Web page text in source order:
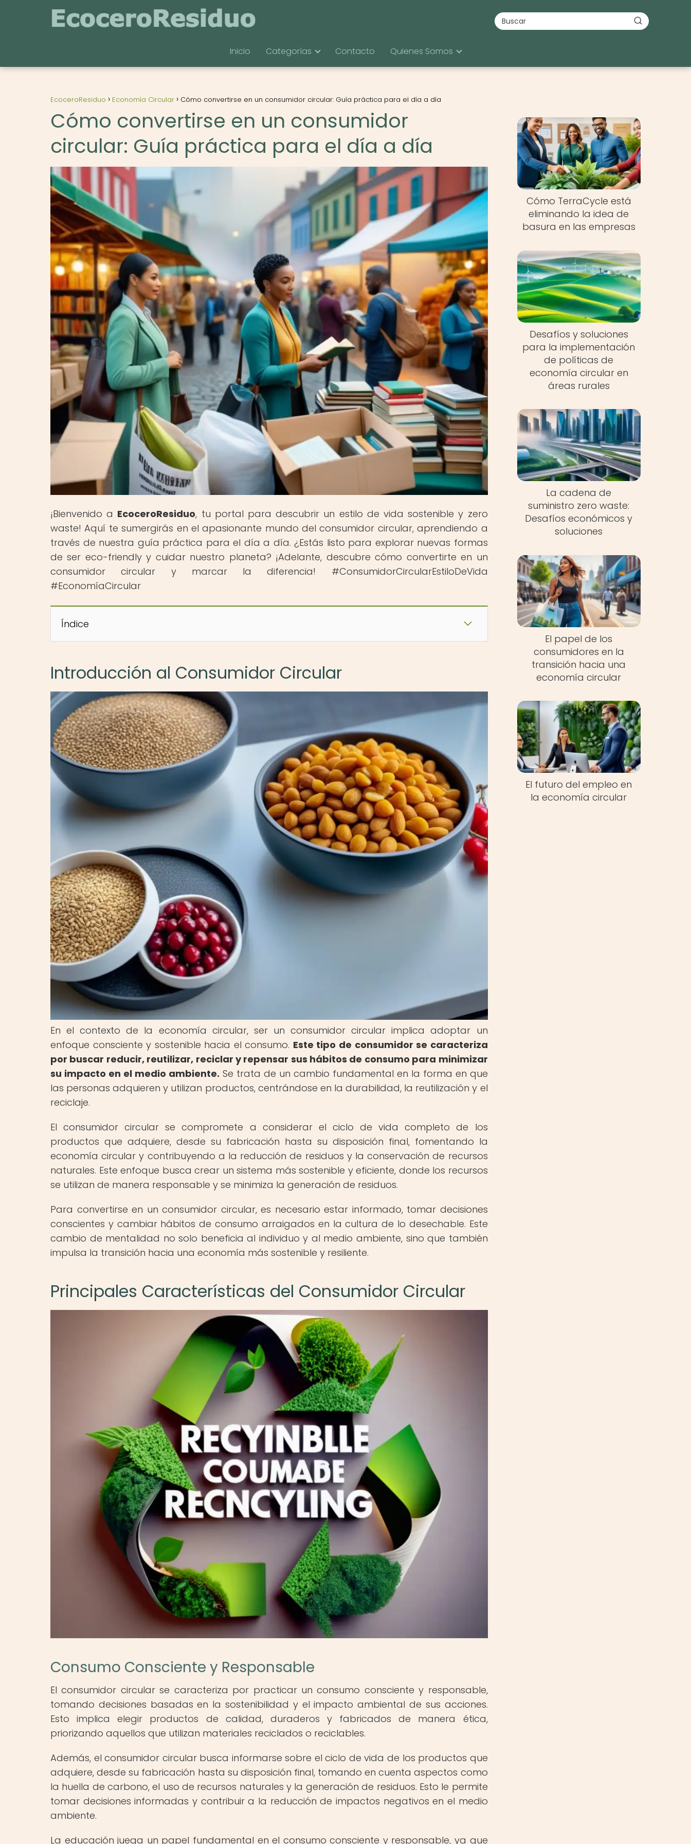
Inicio Categorías Contacto Quienes Somos
EcoceroResiduo Economía Circular Cómo convertirse en un consumidor circular: Guía práctica para el día a día
Cómo convertirse en un consumidor
circular: Guía práctica para el día a día
¡Bienvenido a EcoceroResiduo, tu portal para descubrir un estilo de vida sostenible y zero
waste! Aquí te sumergirás en el apasionante mundo del consumidor circular, aprendiendo a
través de nuestra guía práctica para el día a día. ¿Estás listo para explorar nuevas formas
de ser eco-friendly y cuidar nuestro planeta? ¡Adelante, descubre cómo convertirte en un
consumidor circular y marcar la diferencia! #ConsumidorCircularEstiloDeVida
#EconomíaCircular
Índice
Introducción al Consumidor Circular
En el contexto de la economía circular, ser un consumidor circular implica adoptar un
enfoque consciente y sostenible hacia el consumo. Este tipo de consumidor se caracteriza
por buscar reducir, reutilizar, reciclar y repensar sus hábitos de consumo para minimizar
su impacto en el medio ambiente. Se trata de un cambio fundamental en la forma en que
las personas adquieren y utilizan productos, centrándose en la durabilidad, la reutilización y el
reciclaje.
El consumidor circular se compromete a considerar el ciclo de vida completo de los
productos que adquiere, desde su fabricación hasta su disposición final, fomentando la
economía circular y contribuyendo a la reducción de residuos y la conservación de recursos
naturales. Este enfoque busca crear un sistema más sostenible y eficiente, donde los recursos
se utilizan de manera responsable y se minimiza la generación de residuos.
Para convertirse en un consumidor circular, es necesario estar informado, tomar decisiones
conscientes y cambiar hábitos de consumo arraigados en la cultura de lo desechable. Este
cambio de mentalidad no solo beneficia al individuo y al medio ambiente, sino que también
impulsa la transición hacia una economía más sostenible y resiliente.
Principales Características del Consumidor Circular
Consumo Consciente y Responsable
El consumidor circular se caracteriza por practicar un consumo consciente y responsable,
tomando decisiones basadas en la sostenibilidad y el impacto ambiental de sus acciones.
Esto implica elegir productos de calidad, duraderos y fabricados de manera ética,
priorizando aquellos que utilizan materiales reciclados o reciclables.
Además, el consumidor circular busca informarse sobre el ciclo de vida de los productos que
adquiere, desde su fabricación hasta su disposición final, tomando en cuenta aspectos como
la huella de carbono, el uso de recursos naturales y la generación de residuos. Esto le permite
tomar decisiones informadas y contribuir a la reducción de impactos negativos en el medio
ambiente.
La educación juega un papel fundamental en el consumo consciente y responsable, ya que
Cómo TerraCycle está
eliminando la idea de
basura en las empresas
Desafíos y soluciones
para la implementación
de políticas de
economía circular en
áreas rurales
La cadena de
suministro zero waste:
Desafíos económicos y
soluciones
El papel de los
consumidores en la
transición hacia una
economía circular
El futuro del empleo en
la economía circular